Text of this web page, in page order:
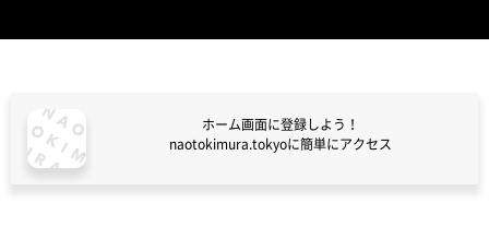
ホーム画面に登録しよう！
naotokimura.tokyoに簡単にアクセス